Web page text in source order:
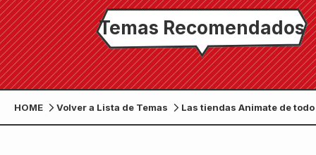
Temas Recomendados
HOME Volver a Lista de Temas
Las tiendas Animate de